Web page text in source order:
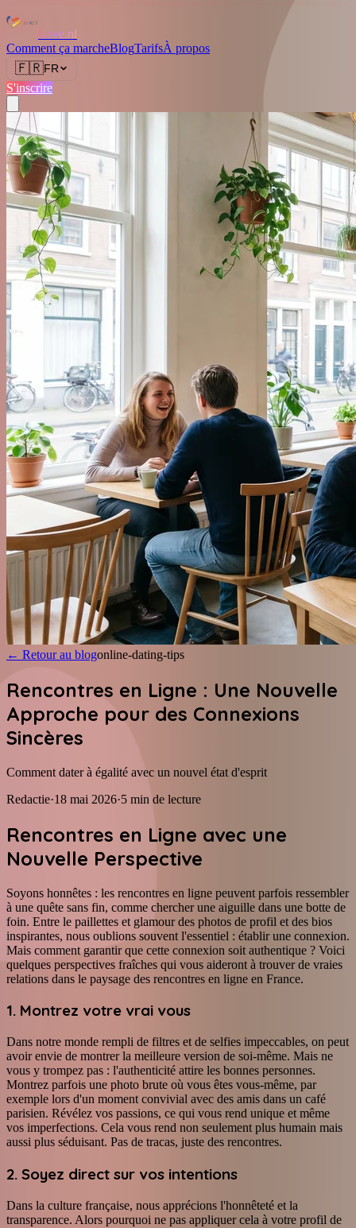
Love.nl
Comment ça marcheBlogTarifsÀ propos
🇫🇷FR
S'inscrire
← Retour au blogonline-dating-tips
Rencontres en Ligne : Une Nouvelle
Approche pour des Connexions
Sincères
Comment dater à égalité avec un nouvel état d'esprit
Redactie·18 mai 2026·5 min de lecture
Rencontres en Ligne avec une
Nouvelle Perspective
Soyons honnêtes : les rencontres en ligne peuvent parfois ressembler
à une quête sans fin, comme chercher une aiguille dans une botte de
foin. Entre le paillettes et glamour des photos de profil et des bios
inspirantes, nous oublions souvent l'essentiel : établir une connexion.
Mais comment garantir que cette connexion soit authentique ? Voici
quelques perspectives fraîches qui vous aideront à trouver de vraies
relations dans le paysage des rencontres en ligne en France.
1. Montrez votre vrai vous
Dans notre monde rempli de filtres et de selfies impeccables, on peut
avoir envie de montrer la meilleure version de soi-même. Mais ne
vous y trompez pas : l'authenticité attire les bonnes personnes.
Montrez parfois une photo brute où vous êtes vous-même, par
exemple lors d'un moment convivial avec des amis dans un café
parisien. Révélez vos passions, ce qui vous rend unique et même
vos imperfections. Cela vous rend non seulement plus humain mais
aussi plus séduisant. Pas de tracas, juste des rencontres.
2. Soyez direct sur vos intentions
Dans la culture française, nous apprécions l'honnêteté et la
transparence. Alors pourquoi ne pas appliquer cela à votre profil de